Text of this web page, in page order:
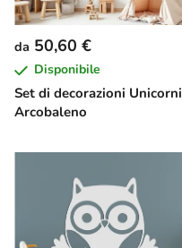
Set di decorazioni Unicorni
Arcobaleno
da 50,60 €
Disponibile